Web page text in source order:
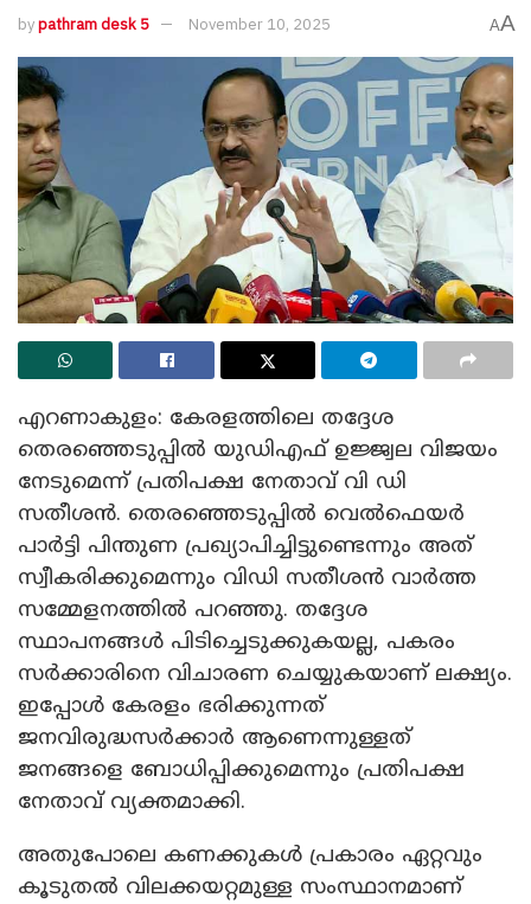
bypathram desk 5 November 10, 2025 AA
എറണാകുളം: കേരളത്തിലെ തദ്ദേശ
തെരഞ്ഞെടുപ്പിൽ യുഡിഎഫ് ഉജ്ജ്വല വിജയം
നേടുമെന്ന് പ്രതിപക്ഷ നേതാവ് വി ഡി
സതീശൻ. തെരഞ്ഞെടുപ്പിൽ വെൽഫെയർ
പാർട്ടി പിന്തുണ പ്രഖ്യാപിച്ചിട്ടുണ്ടെന്നും അത്
സ്വീകരിക്കുമെന്നും വിഡി സതീശൻ വാർത്ത
സമ്മേളനത്തിൽ പറഞ്ഞു. തദ്ദേശ
സ്ഥാപനങ്ങൾ പിടിച്ചെടുക്കുകയല്ല, പകരം
സർക്കാരിനെ വിചാരണ ചെയ്യുകയാണ് ലക്ഷ്യം.
ഇപ്പോൾ കേരളം ഭരിക്കുന്നത്
ജനവിരുദ്ധസർക്കാർ ആണെന്നുള്ളത്
ജനങ്ങളെ ബോധിപ്പിക്കുമെന്നും പ്രതിപക്ഷ
നേതാവ് വ്യക്തമാക്കി.
അതുപോലെ കണക്കുകൾ പ്രകാരം ഏറ്റവും
കൂടുതൽ വിലക്കയറ്റമുള്ള സംസ്ഥാനമാണ്